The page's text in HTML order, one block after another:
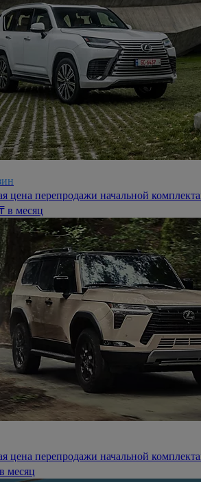
цена перепродажи начальной
в месяц
цена перепродажи начальной
месяц